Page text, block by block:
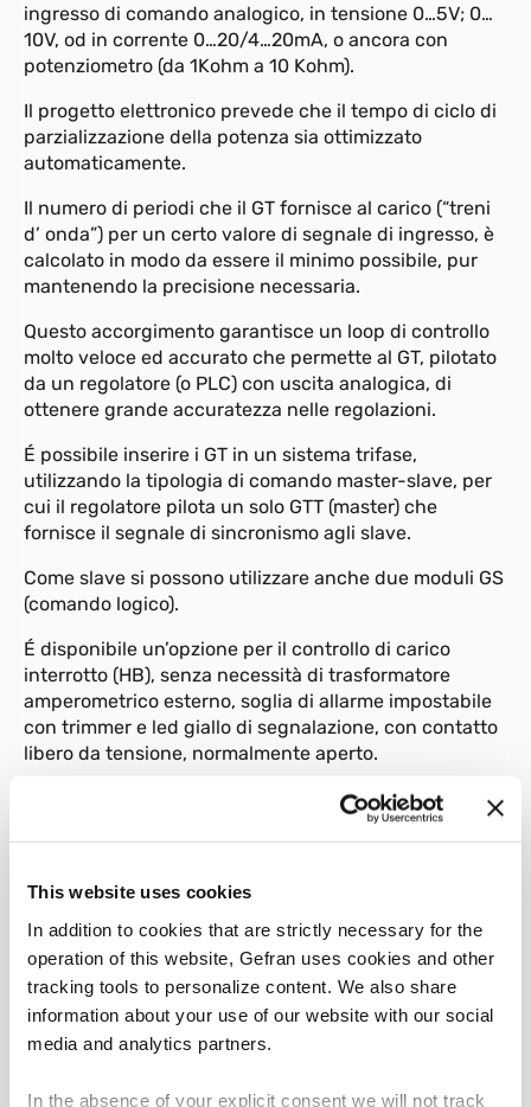
This website uses cookies
In addition to cookies that are strictly necessary for the
operation of this website, Gefran uses cookies and other
tracking tools to personalize content. We also share
information about your use of our website with our social
media and analytics partners.
In the absence of your explicit consent we will not track
ingresso di comando analogico, in tensione 0…5V; 0…
10V, od in corrente 0…20/4…20mA, o ancora con
potenziometro (da 1Kohm a 10 Kohm).
Il progetto elettronico prevede che il tempo di ciclo di
parzializzazione della potenza sia ottimizzato
automaticamente.
Il numero di periodi che il GT fornisce al carico (“treni
d’ onda”) per un certo valore di segnale di ingresso, è
calcolato in modo da essere il minimo possibile, pur
mantenendo la precisione necessaria.
Questo accorgimento garantisce un loop di controllo
molto veloce ed accurato che permette al GT, pilotato
da un regolatore (o PLC) con uscita analogica, di
ottenere grande accuratezza nelle regolazioni.
É possibile inserire i GT in un sistema trifase,
utilizzando la tipologia di comando master-slave, per
cui il regolatore pilota un solo GTT (master) che
fornisce il segnale di sincronismo agli slave.
Come slave si possono utilizzare anche due moduli GS
(comando logico).
É disponibile un’opzione per il controllo di carico
interrotto (HB), senza necessità di trasformatore
amperometrico esterno, soglia di allarme impostabile
con trimmer e led giallo di segnalazione, con contatto
libero da tensione, normalmente aperto.
Il gruppo statico GT è dotato di led di segnalazione
verde per la presenza dell’alimentazione 24Vac e di
led rosso per l’indicazione dello stato di accensione in
ingresso.
L’indicazione del led sarà fissa (spento al minimo,
acceso al massimo) agli estremi della scala e pulsante
per i valori intermedi.
Sono disponibili opzioni come l’attacco per fissaggio a
amperometrici, trasformatori di isolamento.